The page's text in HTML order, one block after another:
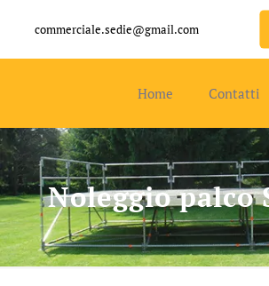
commerciale.sedie@gmail.com
Home Contatti
Noleggio palco